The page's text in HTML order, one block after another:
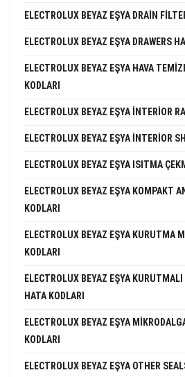
ELECTROLUX BEYAZ EŞYA DRAIN
ELECTROLUX BEYAZ EŞYA DRAWERS
ELECTROLUX BEYAZ EŞYA HAVA
KODLARI
ELECTROLUX BEYAZ EŞYA INTERIOR
ELECTROLUX BEYAZ EŞYA INTERIOR
ELECTROLUX BEYAZ EŞYA ISITMA
ELECTROLUX BEYAZ EŞYA KOMPAKT
KODLARI
ELECTROLUX BEYAZ EŞYA KURUTMA
KODLARI
ELECTROLUX BEYAZ EŞYA
HATA KODLARI
ELECTROLUX BEYAZ EŞYA
KODLARI
ELECTROLUX BEYAZ EŞYA OTHER